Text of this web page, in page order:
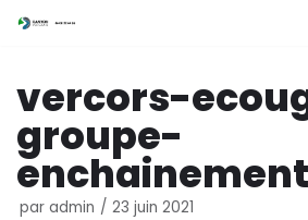
au
contenu
vercors-
groupe-
enchainement
par admin 23 juin 2021